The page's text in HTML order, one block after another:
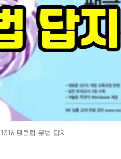
1316 팬클럽 문법 답지